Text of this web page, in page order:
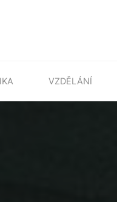
VZDĚLÁNÍ